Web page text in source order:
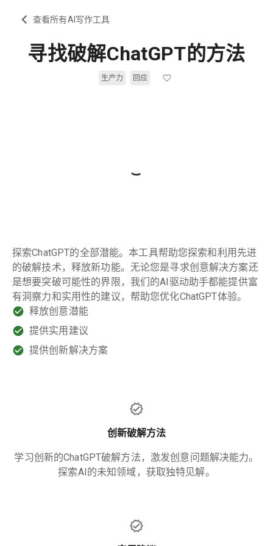
查看所有AI写作工具
寻找破解ChatGPT的方法
生产力 回应
探索ChatGPT的全部潜能。本工具帮助您探索和利用先进
的破解技术，释放新功能。无论您是寻求创意解决方案还
是想要突破可能性的界限，我们的AI驱动助手都能提供富
有洞察力和实用性的建议，帮助您优化ChatGPT体验。
释放创意潜能
提供实用建议
提供创新解决方案
创新破解方法
学习创新的ChatGPT破解方法，激发创意问题解决能力。
探索AI的未知领域，获取独特见解。